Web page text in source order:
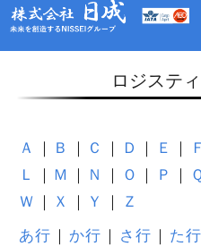
ロジステ
Ａ Ｂ Ｃ Ｄ Ｅ Ｆ
Ｌ
Ｍ Ｎ Ｏ Ｐ
Ｗ
Ｘ Ｙ Ｚ
あ行 か行 さ行 た行